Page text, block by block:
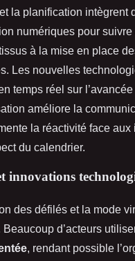
la planification intègrent
numériques pour suivre
à la mise en place
Les nouvelles
temps réel sur
améliore la
la réactivité face aux
du calendrier.
innovations
des défilés et la mode
d’acteurs
, rendant possible